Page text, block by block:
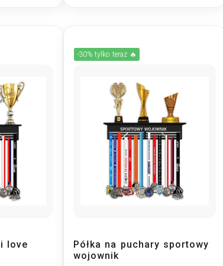
love
-30% tylko teraz 🔥
Półka na puchary sportowy
wojownik